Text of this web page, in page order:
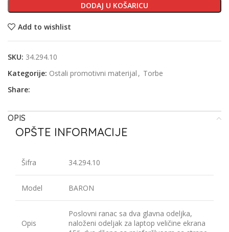
DODAJ U KOŠARICU
Add to wishlist
SKU: 34.294.10
Kategorije: Ostali promotivni materijal , Torbe
Share:
OPIS
OPŠTE INFORMACIJE
Šifra 34.294.10
Model BARON
Opis
Poslovni ranac sa dva glavna odeljka,
naloženi odeljak za laptop veličine ekrana